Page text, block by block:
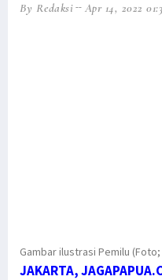
By Redaksi Apr 14, 2022
Gambar ilustrasi Pemilu
JAKARTA,